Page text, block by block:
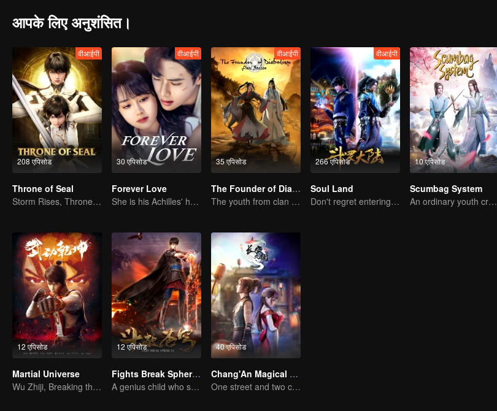
आपके लिए अनुशंसित।
208 एपिसोड
वीआईपी
Throne of Seal
Storm Rises, Throne Falls
30 एपिसोड
वीआईपी
Forever Love
She is his Achilles' heel and his armor
35 एपिसोड
वीआईपी
The Founder of Diabolism
The youth from clan of cultivators killed the devils for the others
266 एपिसोड
वीआईपी
Soul Land
Don't regret entering the Tang Gate in this life
10 एपिसोड
Scumbag System
An ordinary youth crossing as a villain into the book and abusing the hero!
12 एपिसोड
Martial Universe
Wu Zhiji, Breaking the Sky, Moving the Heaven and the Earth
12 एपिसोड
Fights Break Sphere S1
A genius child who suddenly loses all his powers
40 एपिसोड
Chang'An Magical Street
One street and two circles, alternating day and night.